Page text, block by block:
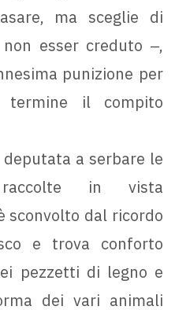
ma sceglie di
esser creduto ‒,
punizione per
il compito
a serbare le
in vista
sconvolto dal ricordo
e trova conforto
pezzetti di legno e
dei vari animali